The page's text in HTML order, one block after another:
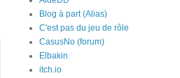
Blog à part (Alias)
C'est pas du jeu de rôle
CasusNo (forum)
Elbakin
itch.io